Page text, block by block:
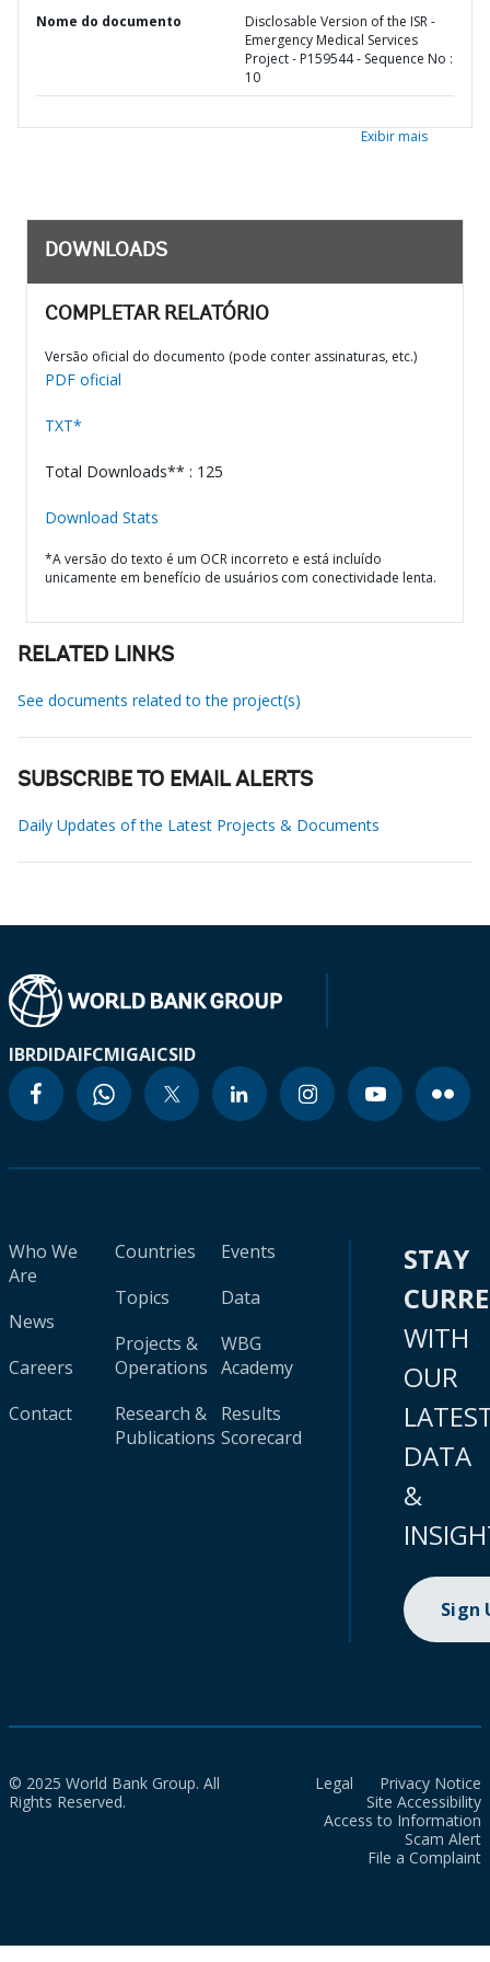
Nome do documento
Disclosable Version of the ISR -
Emergency Medical Services
Project - P159544 - Sequence No :
10
Exibir mais
DOWNLOADS
COMPLETAR RELATÓRIO
Versão oficial do documento (pode conter assinaturas, etc.)
PDF oficial
TXT*
Total Downloads** : 125
Download Stats
*A versão do texto é um OCR incorreto e está incluído
unicamente em benefício de usuários com conectividade lenta.
RELATED LINKS
See documents related to the project(s)
SUBSCRIBE TO EMAIL ALERTS
Daily Updates of the Latest Projects & Documents
IBRDIDAIFCMIGAICSID
Who We
Are
News
Careers
Contact
Countries
Topics
Projects &
Operations
Research &
Publications
Events
Data
WBG
Academy
Results
Scorecard
STAY
WITH
OUR
DATA
&
Sign
© 2025 World Bank Group. All
Rights Reserved.
Legal
Privacy Notice
Site Accessibility
Access to Information
Scam Alert
File a Complaint